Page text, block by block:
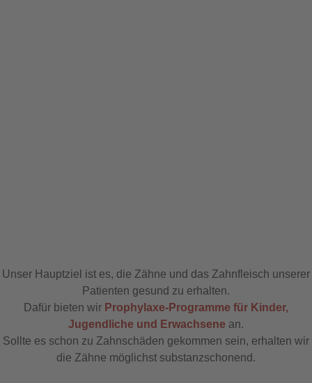
Unser Hauptziel ist es, die Zähne und das Zahnfleisch unserer
Patienten gesund zu erhalten.
Dafür bieten wir Prophylaxe-Programme für Kinder,
Jugendliche und Erwachsene an.
Sollte es schon zu Zahnschäden gekommen sein, erhalten wir
die Zähne möglichst substanzschonend.